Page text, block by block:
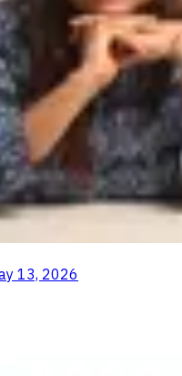
13, 2026